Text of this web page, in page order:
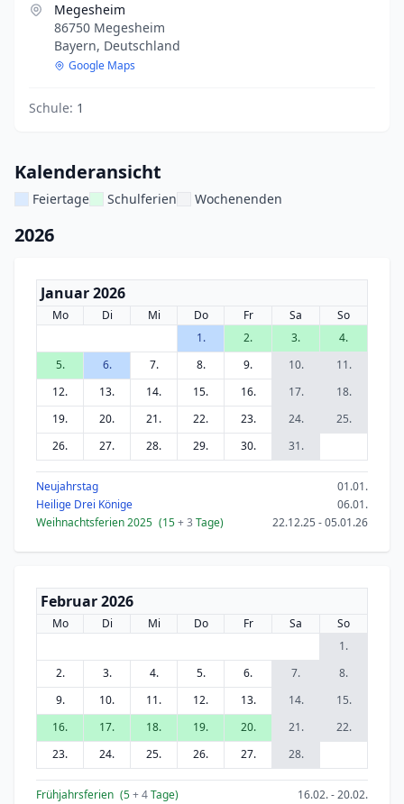
Megesheim
86750 Megesheim
Bayern, Deutschland
Google Maps
Schule: 1
Kalenderansicht
Feiertage Schulferien Wochenenden
2026
Januar 2026
Mo Di Mi Do Fr Sa
So
1.
2. 3.
4.
5.
6. 7. 8. 9. 10.
11.
12.
13. 14. 15. 16. 17.
18.
19.
20. 21. 22. 23. 24.
25.
26.
27. 28. 29. 30. 31.
Neujahrstag
01.01.
Heilige Drei Könige
06.01.
Weihnachtsferien 2025 (15+ 3 Tage) 22.12.25 - 05.01.26
Februar 2026
Mo Di Mi Do Fr Sa
So
1.
2.
3. 4. 5. 6. 7.
8.
9.
10. 11. 12. 13. 14.
15.
16.
17. 18. 19. 20. 21.
22.
23.
24. 25. 26. 27. 28.
Frühjahrsferien (5+ 4Tage) 16.02. - 20.02.